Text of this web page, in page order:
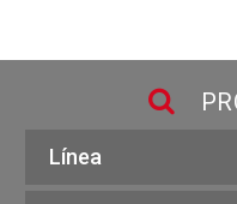
Línea